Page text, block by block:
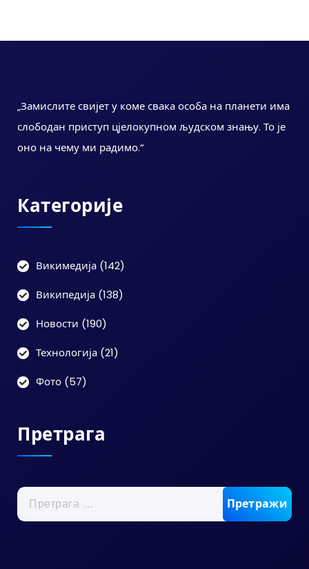
„Замислите свијет у коме свака особа на планети има
слободан приступ цјелокупном људском знању. То је
оно на чему ми радимо.“
Категорије
Викимедија (142)
Википедија (138)
Новости (190)
Технологија (21)
Фото (57)
Претрага
Претрага